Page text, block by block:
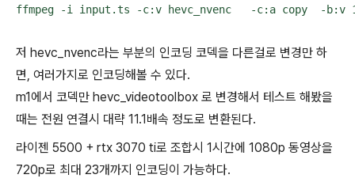
ffmpeg -i input.ts -c:v hevc_nvenc   -c:a copy  -b:v
저 hevc_nvenc라는 부분의 인코딩 코덱을 다른걸로 변경만 하
면, 여러가지로 인코딩해볼 수 있다.
m1에서 코덱만 hevc_videotoolbox 로 변경해서 테스트 해봤을
때는 전원 연결시 대략 11.1배속 정도로 변환된다.
라이젠 5500 + rtx 3070 ti로 조합시 1시간에 1080p 동영상을
720p로 최대 23개까지 인코딩이 가능하다.